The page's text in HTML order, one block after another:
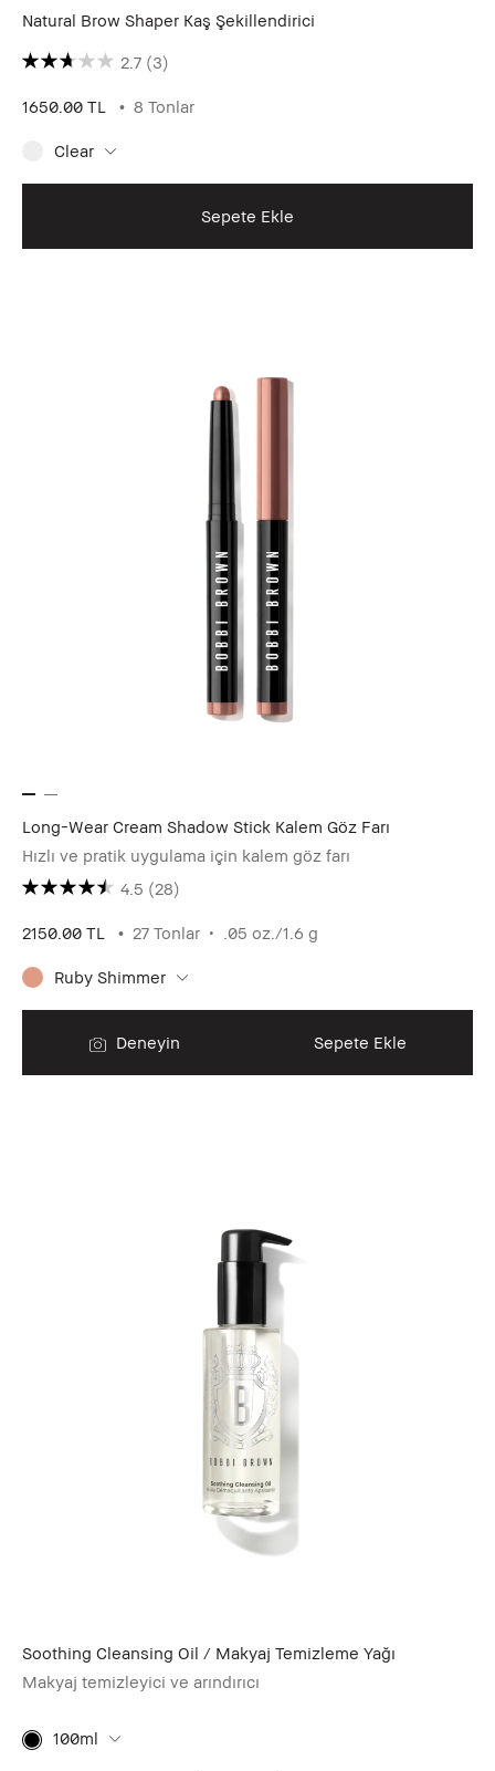
Natural Brow Shaper Kaş Şekillendirici
2.7 (3)
1650.00 TL 8 Tonlar
Clear
Sepete Ekle
Long-Wear Cream Shadow Stick Kalem Göz Farı
Hızlı ve pratik uygulama için kalem göz farı
4.5 (28)
2150.00 TL 27 Tonlar .05 oz./1.6 g
Ruby Shimmer
Deneyin Sepete Ekle
Soothing Cleansing Oil / Makyaj Temizleme Yağı
Makyaj temizleyici ve arındırıcı
100ml